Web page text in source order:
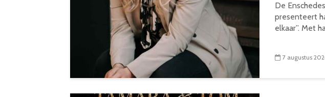
De
presenteert
elkaar”. Met
7 augustus